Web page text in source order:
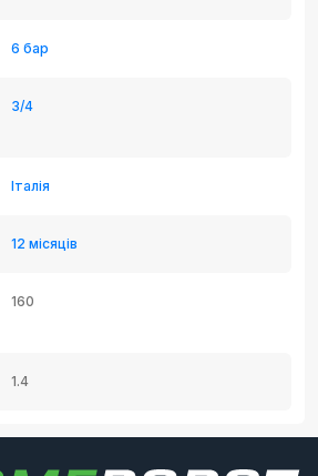
6 бар
3/4
Італія
12 місяців
160
1.4